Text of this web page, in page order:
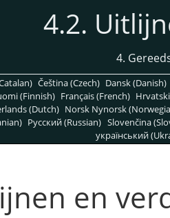
4.2.
4.
Čeština (Czech) Dansk (Danish)
(Finnish) Français (French)
(Dutch) Norsk Nynorsk
Pусский (Russian) Slovenčina
український
en